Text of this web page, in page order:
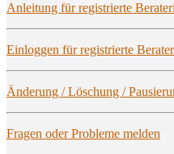
Anlei­tung für regis­trier­te
Ein­log­gen für regis­trier­te
Ände­rung / Löschung /
Fra­gen oder Pro­ble­me melden